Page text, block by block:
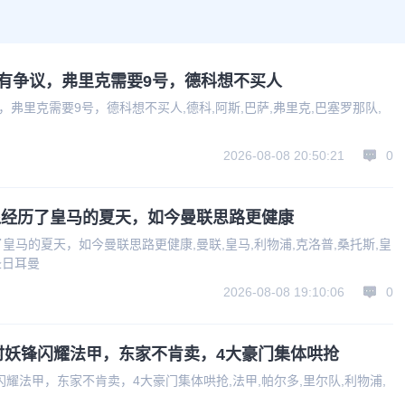
争议，弗里克需要9号，德科想不买人
弗里克需要9号，德科想不买人,德科,阿斯,巴萨,弗里克,巴塞罗那队,
2026-08-08 20:50:21 0
历了皇马的夏天，如今曼联思路更健康
马的夏天，如今曼联思路更健康,曼联,皇马,利物浦,克洛普,桑托斯,皇
耳曼
2026-08-08 19:10:06
0
锋闪耀法甲，东家不肯卖，4大豪门集体哄抢
法甲，东家不肯卖，4大豪门集体哄抢,法甲,帕尔多,里尔队,利物浦,